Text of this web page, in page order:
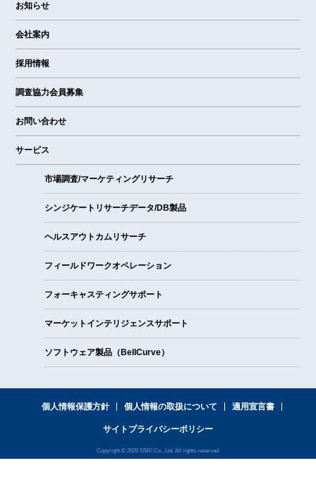
お知らせ
会社案内
採用情報
調査協力会員募集
お問い合わせ
サービス
市場調査/マーケティングリサーチ
シンジケートリサーチデータ/DB製品
ヘルスアウトカムリサーチ
フィールドワークオペレーション
フォーキャスティングサポート
マーケットインテリジェンスサポート
ソフトウェア製品（BellCurve）
個人情報保護方針 個人情報の取扱について 適用宣言書
サイトプライバシーポリシー
Copyright © 2026 SSRI Co., Ltd. All rights reserved.